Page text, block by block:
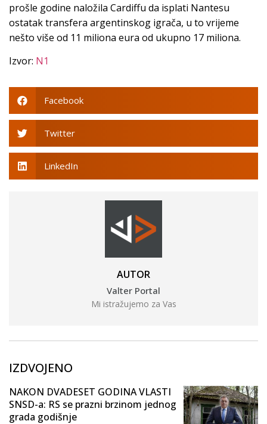
prošle godine naložila Cardiffu da isplati Nantesu
ostatak transfera argentinskog igrača, u to vrijeme
nešto više od 11 miliona eura od ukupno 17 miliona.
Izvor: N1
Facebook
Twitter
LinkedIn
AUTOR
Valter Portal
Mi istražujemo za Vas
IZDVOJENO
NAKON DVADESET GODINA VLASTI
SNSD-a: RS se prazni brzinom jednog
grada godišnje